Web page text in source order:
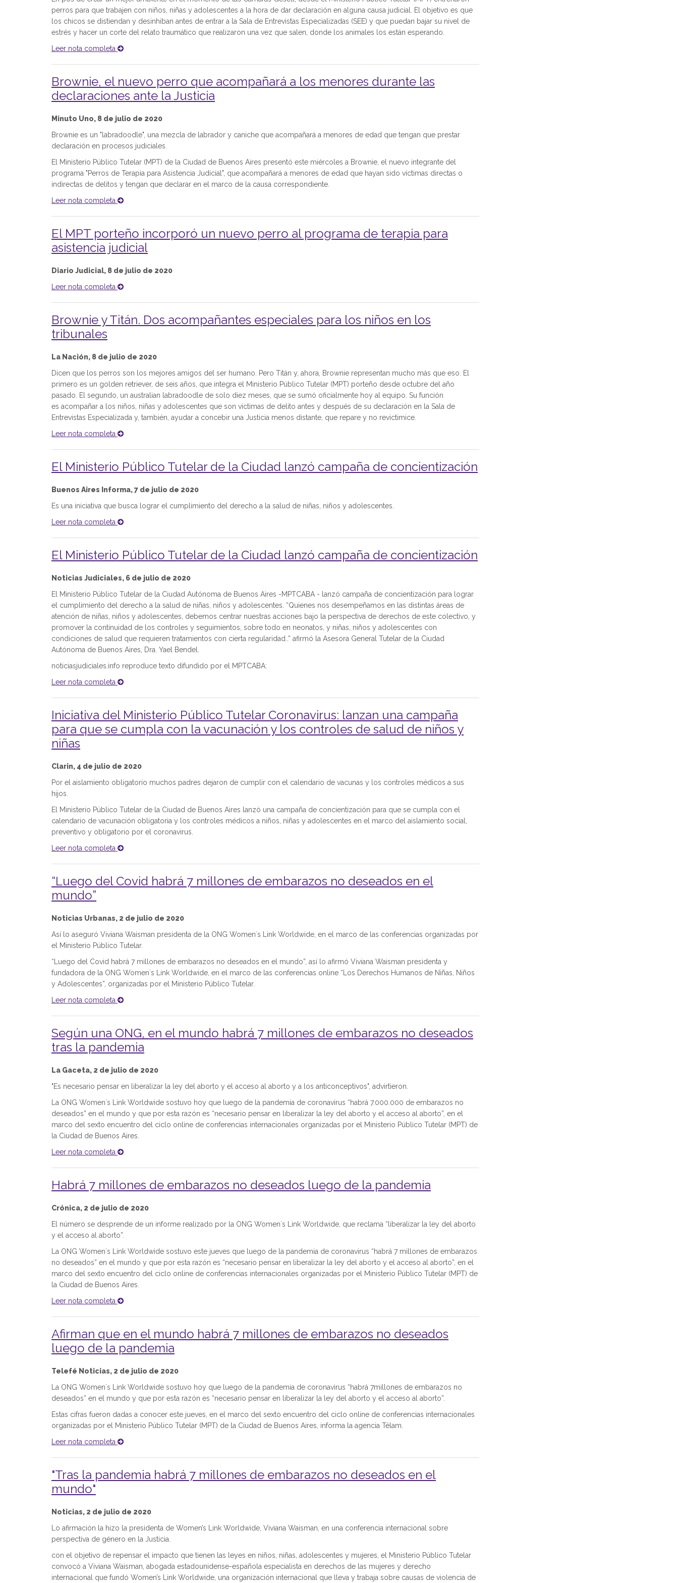
perros para que trabajen con niños, niñas y adolescentes a la hora de dar declaración en alguna causa judicial. El objetivo es que
los chicos se distiendan y desinhiban antes de entrar a la Sala de Entrevistas Especializadas (SEE) y que puedan bajar su nivel de
estrés y hacer un corte del relato traumático que realizaron una vez que salen, donde los animales los están esperando.
Leer nota completa
Brownie, el nuevo perro que acompañará a los menores durante las
declaraciones ante la Justicia
Minuto Uno, 8 de julio de 2020
Brownie es un "labradoodle", una mezcla de labrador y caniche que acompañará a menores de edad que tengan que prestar
declaración en procesos judiciales.
El Ministerio Público Tutelar (MPT) de la Ciudad de Buenos Aires presentó este miércoles a Brownie, el nuevo integrante del
programa "Perros de Terapia para Asistencia Judicial", que acompañará a menores de edad que hayan sido víctimas directas o
indirectas de delitos y tengan que declarar en el marco de la causa correspondiente.
Leer nota completa
El MPT porteño incorporó un nuevo perro al programa de terapia para
asistencia judicial
Diario Judicial, 8 de julio de 2020
Leer nota completa
Brownie y Titán. Dos acompañantes especiales para los niños en los
tribunales
La Nación, 8 de julio de 2020
Dicen que los perros son los mejores amigos del ser humano. Pero Titán y, ahora, Brownie representan mucho más que eso. El
primero es un golden retriever, de seis años, que integra el Ministerio Público Tutelar (MPT) porteño desde octubre del año
pasado. El segundo, un australian labradoodle de solo diez meses, que se sumó oficialmente hoy al equipo. Su función
es acompañar a los niños, niñas y adolescentes que son víctimas de delito antes y después de su declaración en la Sala de
Entrevistas Especializada y, también, ayudar a concebir una Justicia menos distante, que repare y no revictimice.
Leer nota completa
El Ministerio Público Tutelar de la Ciudad lanzó campaña de concientización
Buenos Aires Informa, 7 de julio de 2020
Es una iniciativa que busca lograr el cumplimiento del derecho a la salud de niñas, niños y adolescentes.
Leer nota completa
El Ministerio Público Tutelar de la Ciudad lanzó campaña de concientización
Noticias Judiciales, 6 de julio de 2020
El Ministerio Público Tutelar de la Ciudad Autónoma de Buenos Aires -MPTCABA - lanzó campaña de concientización para lograr
el cumplimiento del derecho a la salud de niñas, niños y adolescentes. “Quienes nos desempeñamos en las distintas áreas de
atención de niñas, niños y adolescentes, debemos centrar nuestras acciones bajo la perspectiva de derechos de este colectivo, y
promover la continuidad de los controles y seguimientos, sobre todo en neonatos, y niñas, niños y adolescentes con
condiciones de salud que requieren tratamientos con cierta regularidad..” afirmó la Asesora General Tutelar de la Ciudad
Autónoma de Buenos Aires, Dra. Yael Bendel.
noticiasjudiciales.info reproduce texto difundido por el MPTCABA:
Leer nota completa
Iniciativa del Ministerio Público Tutelar Coronavirus: lanzan una campaña
para que se cumpla con la vacunación y los controles de salud de niños y
niñas
Clarin, 4 de julio de 2020
Por el aislamiento obligatorio muchos padres dejaron de cumplir con el calendario de vacunas y los controles médicos a sus
hijos.
El Ministerio Público Tutelar de la Ciudad de Buenos Aires lanzó una campaña de concientización para que se cumpla con el
calendario de vacunación obligatoria y los controles médicos a niños, niñas y adolescentes en el marco del aislamiento social,
preventivo y obligatorio por el coronavirus.
Leer nota completa
“Luego del Covid habrá 7 millones de embarazos no deseados en el
mundo”
Noticias Urbanas, 2 de julio de 2020
Así lo aseguró Viviana Waisman presidenta de la ONG Women´s Link Worldwide, en el marco de las conferencias organizadas por
el Ministerio Público Tutelar.
“Luego del Covid habrá 7 millones de embarazos no deseados en el mundo”, así lo afirmó Viviana Waisman presidenta y
fundadora de la ONG Women´s Link Worldwide, en el marco de las conferencias online “Los Derechos Humanos de Niñas, Niños
y Adolescentes”, organizadas por el Ministerio Público Tutelar.
Leer nota completa
Según una ONG, en el mundo habrá 7 millones de embarazos no deseados
tras la pandemia
La Gaceta, 2 de julio de 2020
"Es necesario pensar en liberalizar la ley del aborto y el acceso al aborto y a los anticonceptivos", advirtieron.
La ONG Women´s Link Worldwide sostuvo hoy que luego de la pandemia de coronavirus “habrá 7.000.000 de embarazos no
deseados” en el mundo y que por esta razón es “necesario pensar en liberalizar la ley del aborto y el acceso al aborto”, en el
marco del sexto encuentro del ciclo online de conferencias internacionales organizadas por el Ministerio Público Tutelar (MPT) de
la Ciudad de Buenos Aires.
Leer nota completa
Habrá 7 millones de embarazos no deseados luego de la pandemia
Crónica, 2 de julio de 2020
El número se desprende de un informe realizado por la ONG Women´s Link Worldwide, que reclama “liberalizar la ley del aborto
y el acceso al aborto”.
La ONG Women´s Link Worldwide sostuvo este jueves que luego de la pandemia de coronavirus “habrá 7 millones de embarazos
no deseados” en el mundo y que por esta razón es “necesario pensar en liberalizar la ley del aborto y el acceso al aborto”, en el
marco del sexto encuentro del ciclo online de conferencias internacionales organizadas por el Ministerio Público Tutelar (MPT) de
la Ciudad de Buenos Aires.
Leer nota completa
Afirman que en el mundo habrá 7 millones de embarazos no deseados
luego de la pandemia
Telefé Noticias, 2 de julio de 2020
La ONG Women´s Link Worldwide sostuvo hoy que luego de la pandemia de coronavirus “habrá 7millones de embarazos no
deseados” en el mundo y que por esta razón es “necesario pensar en liberalizar la ley del aborto y el acceso al aborto”.
Estas cifras fueron dadas a conocer este jueves, en el marco del sexto encuentro del ciclo online de conferencias internacionales
organizadas por el Ministerio Público Tutelar (MPT) de la Ciudad de Buenos Aires, informa la agencia Télam.
Leer nota completa
"Tras la pandemia habrá 7 millones de embarazos no deseados en el
mundo"
Noticias, 2 de julio de 2020
Lo afirmación la hizo la presidenta de Women’s Link Worldwide, Viviana Waisman, en una conferencia internacional sobre
perspectiva de género en la Justicia.
con el objetivo de repensar el impacto que tienen las leyes en niños, niñas, adolescentes y mujeres, el Ministerio Público Tutelar
convocó a Viviana Waisman, abogada estadounidense-española especialista en derechos de las mujeres y derecho
internacional que fundó Women’s Link Worldwide, una organización internacional que lleva y trabaja sobre causas de violencia de